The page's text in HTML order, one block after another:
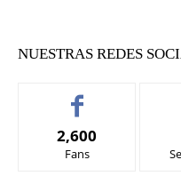
NUESTRAS REDES
2,600
Fans